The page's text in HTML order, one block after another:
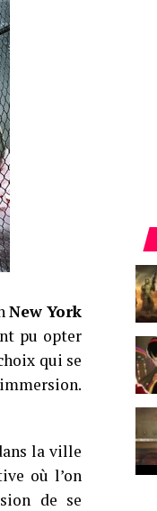
New York
pu opter
qui se
la ville
où l’on
de se